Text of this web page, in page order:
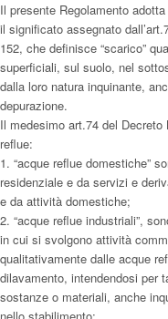
Il presente Regolamento
il significato assegnato
152, che definisce “scarico”
superficiali, sul suolo, nel
dalla loro natura inquinante,
depurazione.
Il medesimo art.74 del
reflue:
1. “acque reflue domestiche”
residenziale e da servizi e
e da attività domestiche;
2. “acque reflue industriali”,
in cui si svolgono attività
qualitativamente dalle acque
dilavamento, intendendosi per
sostanze o materiali, anche